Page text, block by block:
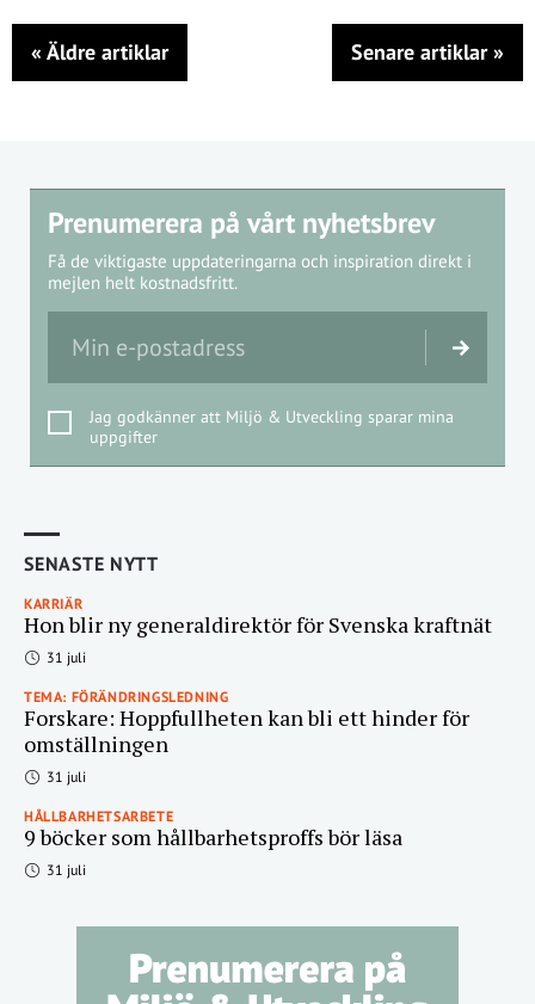
« Äldre artiklar Senare artiklar»
Prenumerera på vårt nyhetsbrev
Få de viktigaste uppdateringarna och inspiration direkt i
mejlen helt kostnadsfritt.
Jag godkänner att Miljö & Utveckling sparar mina
uppgifter
SENASTE NYTT
KARRIÄR
Hon blir ny generaldirektör för Svenska kraftnät
31 juli
TEMA: FÖRÄNDRINGSLEDNING
Forskare: Hoppfullheten kan bli ett hinder för
omställningen
31 juli
HÅLLBARHETSARBETE
9 böcker som hållbarhetsproffs bör läsa
31 juli